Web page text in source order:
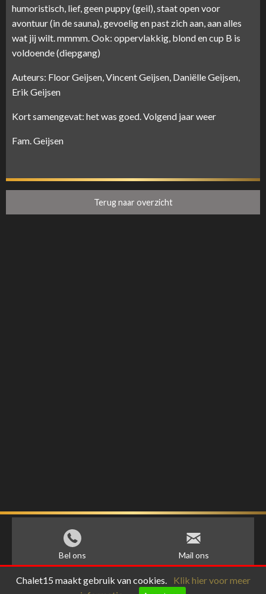
humoristisch, lief, geen puppy (geil), staat open voor
avontuur (in de sauna), gevoelig en past zich aan, aan alles
wat jij wilt. mmmm. Ook: oppervlakkig, blond en cup B is
voldoende (diepgang)
Auteurs: Floor Geijsen, Vincent Geijsen, Daniëlle Geijsen,
Erik Geijsen
Kort samengevat: het was goed. Volgend jaar weer
Fam. Geijsen
Terug naar overzicht
Bel ons Mail ons
Chalet15 maakt gebruik van cookies.
Klik hier voor meer